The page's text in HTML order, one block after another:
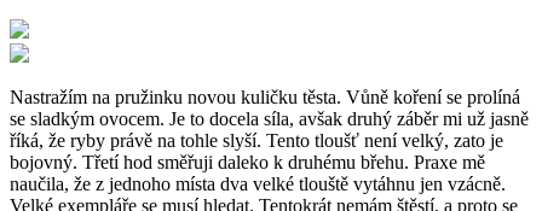
Nastražím na pružinku novou kuličku těsta. Vůně koření se prolíná
se sladkým ovocem. Je to docela síla, avšak druhý záběr mi už jasně
říká, že ryby právě na tohle slyší. Tento tloušť není velký, zato je
bojovný. Třetí hod směřuji daleko k druhému břehu. Praxe mě
naučila, že z jednoho místa dva velké tlouště vytáhnu jen vzácně.
Velké exempláře se musí hledat. Tentokrát nemám štěstí, a proto se